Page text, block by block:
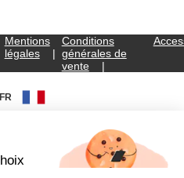
Mentions
légales
Conditions
générales de
vente
FR